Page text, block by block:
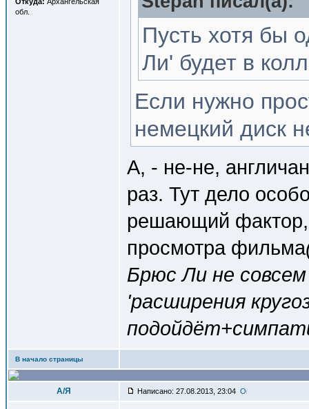
обл.
Пусть хотя бы
Ли' будет в
Если нужно
немецкий диск
А, - не-не,
раз. Тут дело
решающий фактор,
просмотра фильма
Брюс Ли не
'расширения
В начало страницы
A/Я Написано: 27.08.2013, 23:04